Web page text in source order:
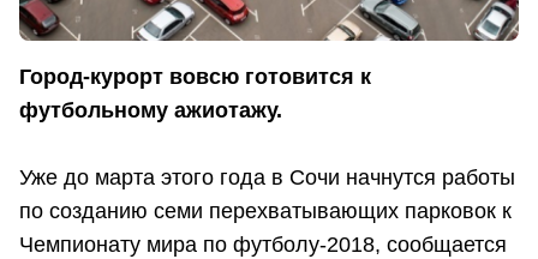
Город-курорт вовсю готовится к
футбольному ажиотажу.
Уже до марта этого года в Сочи начнутся работы
по созданию семи перехватывающих парковок к
Чемпионату мира по футболу-2018, сообщается